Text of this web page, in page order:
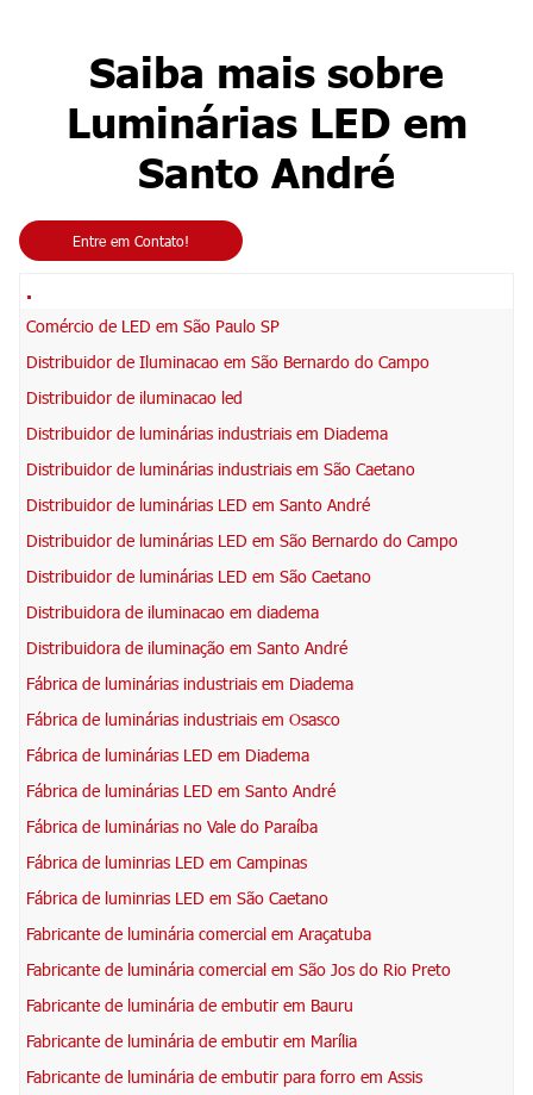
Saiba mais sobre
Luminárias LED em
Santo André
Entre em Contato!
.
Comércio de LED em São Paulo SP
Distribuidor de Iluminacao em São Bernardo do Campo
Distribuidor de iluminacao led
Distribuidor de luminárias industriais em Diadema
Distribuidor de luminárias industriais em São Caetano
Distribuidor de luminárias LED em Santo André
Distribuidor de luminárias LED em São Bernardo do Campo
Distribuidor de luminárias LED em São Caetano
Distribuidora de iluminacao em diadema
Distribuidora de iluminação em Santo André
Fábrica de luminárias industriais em Diadema
Fábrica de luminárias industriais em Osasco
Fábrica de luminárias LED em Diadema
Fábrica de luminárias LED em Santo André
Fábrica de luminárias no Vale do Paraíba
Fábrica de luminrias LED em Campinas
Fábrica de luminrias LED em São Caetano
Fabricante de luminária comercial em Araçatuba
Fabricante de luminária comercial em São Jos do Rio Preto
Fabricante de luminária de embutir em Bauru
Fabricante de luminária de embutir em Marília
Fabricante de luminária de embutir para forro em Assis